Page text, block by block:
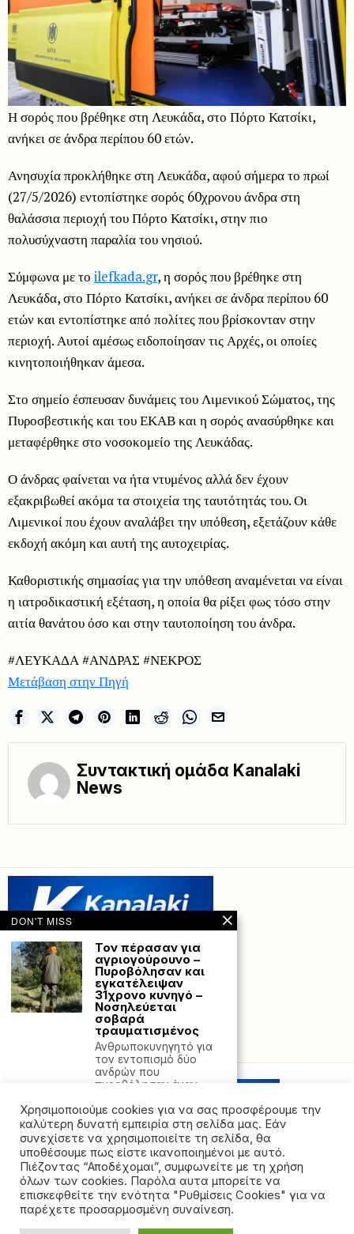
Η σορός που βρέθηκε στη Λευκάδα, στο Πόρτο Κατσίκι,
ανήκει σε άνδρα περίπου 60 ετών.
Ανησυχία προκλήθηκε στη Λευκάδα, αφού σήμερα το πρωί
(27/5/2026) εντοπίστηκε σορός 60χρονου άνδρα στη
θαλάσσια περιοχή του Πόρτο Κατσίκι, στην πιο
πολυσύχναστη παραλία του νησιού.
Σύμφωνα με το ilefkada.gr, η σορός που βρέθηκε στη
Λευκάδα, στο Πόρτο Κατσίκι, ανήκει σε άνδρα περίπου 60
ετών και εντοπίστηκε από πολίτες που βρίσκονταν στην
περιοχή. Αυτοί αμέσως ειδοποίησαν τις Αρχές, οι οποίες
κινητοποιήθηκαν άμεσα.
Στο σημείο έσπευσαν δυνάμεις του Λιμενικού Σώματος, της
Πυροσβεστικής και του ΕΚΑΒ και η σορός ανασύρθηκε και
μεταφέρθηκε στο νοσοκομείο της Λευκάδας.
Ο άνδρας φαίνεται να ήτα ντυμένος αλλά δεν έχουν
εξακριβωθεί ακόμα τα στοιχεία της ταυτότητάς του. Οι
Λιμενικοί που έχουν αναλάβει την υπόθεση, εξετάζουν κάθε
εκδοχή ακόμη και αυτή της αυτοχειρίας.
Καθοριστικής σημασίας για την υπόθεση αναμένεται να είναι
η ιατροδικαστική εξέταση, η οποία θα ρίξει φως τόσο στην
αιτία θανάτου όσο και στην ταυτοποίηση του άνδρα.
#ΛΕΥΚΑΔΑ #ΑΝΔΡΑΣ #ΝΕΚΡΟΣ
Μετάβαση στην Πηγή
Συντακτική ομάδα Kanalaki
News
by Hostville”)
©2026 - All rights reserved. Απαγορεύεται ρητά η
αναδημοσίευση χωρίς προηγούμενη έγγραφη άδεια
Χρησιμοποιούμε cookies για να σας προσφέρουμε την
καλύτερη δυνατή εμπειρία στη σελίδα μας. Εάν
συνεχίσετε να χρησιμοποιείτε τη σελίδα, θα
υποθέσουμε πως είστε ικανοποιημένοι με αυτό.
Πιέζοντας “Αποδέχομαι”, συμφωνείτε με τη χρήση
όλων των cookies. Παρόλα αυτα μπορείτε να
επισκεφθείτε την ενότητα "Ρυθμίσεις Cookies" για να
παρέχετε προσαρμοσμένη συναίνεση.
DON'T MISS
Τον πέρασαν για
αγριογούρουνο –
Πυροβόλησαν και
εγκατέλειψαν
31χρονο κυνηγό –
Νοσηλεύεται
σοβαρά
τραυματισμένος
Ανθρωποκυνηγητό για
τον εντοπισμό δύο
ανδρών που
πυροβόλησαν έναν
Ηγουμενίτσα:
Συνελήφθη στο
λιμάνι με
αστυνομικές
ράβδους και
σιδερογροθιές
Στη σύλληψη ενός
48χρονου αλλοδαπού